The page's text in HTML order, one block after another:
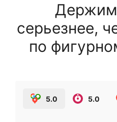
Держим
серьезнее,
по
5.0 5.0